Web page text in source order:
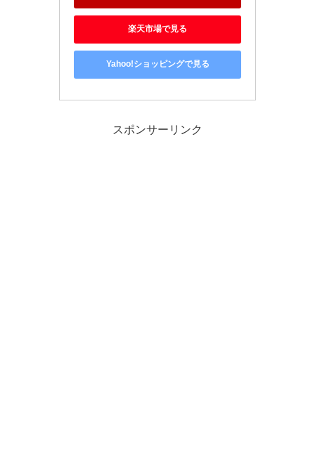
楽天市場で見る
Yahoo!ショッピングで見る
スポンサーリンク